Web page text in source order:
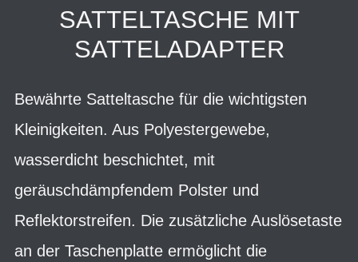
SATTELTASCHE MIT
SATTELADAPTER
Bewährte Satteltasche für die wichtigsten
Kleinigkeiten. Aus Polyestergewebe,
wasserdicht beschichtet, mit
geräuschdämpfendem Polster und
Reflektorstreifen. Die zusätzliche Auslösetaste
an der Taschenplatte ermöglicht die